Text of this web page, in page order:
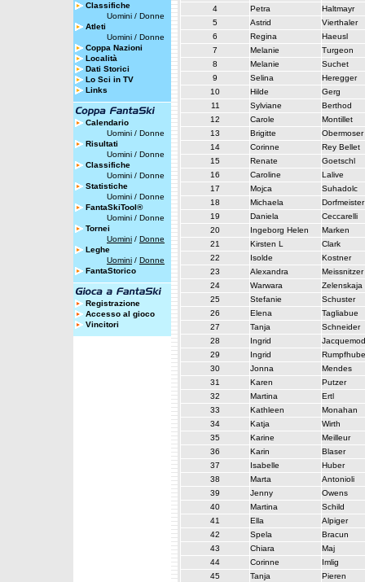
Classifiche
Uomini / Donne
Atleti
Uomini / Donne
Coppa Nazioni
Località
Dati Storici
Lo Sci in TV
Links
Calendario
Uomini / Donne
Risultati
Uomini / Donne
Classifiche
Uomini / Donne
Statistiche
Uomini / Donne
FantaSkiTool®
Uomini / Donne
Tornei
Uomini / Donne
Leghe
Uomini / Donne
FantaStorico
Registrazione
Accesso al gioco
Vincitori
4
Petra
Haltmayr
5
Astrid
Vierthaler
6
Regina
Haeusl
7
Melanie
Turgeon
8
Melanie
Suchet
9
Selina
Heregger
10
Hilde
Gerg
11
Sylviane
Berthod
12
Carole
Montillet
13
Brigitte
Obermoser
14
Corinne
Rey Bellet
15
Renate
Goetschl
16
Caroline
Lalive
17
Mojca
Suhadolc
18
Michaela
Dorfmeister
19
Daniela
Ceccarelli
20
Ingeborg Helen
Marken
21
Kirsten L
Clark
22
Isolde
Kostner
23
Alexandra
Meissnitzer
24
Warwara
Zelenskaja
25
Stefanie
Schuster
26
Elena
Tagliabue
27
Tanja
Schneider
28
Ingrid
Jacquemod
29
Ingrid
30
Jonna
Mendes
31
Karen
Putzer
32
Martina
Ertl
33
Kathleen
Monahan
34
Katja
Wirth
35
Karine
Meilleur
36
Karin
Blaser
37
Isabelle
Huber
38
Marta
Antonioli
39
Jenny
Owens
40
Martina
Schild
41
Ella
Alpiger
42
Spela
Bracun
43
Chiara
Maj
44
Corinne
Imlig
45
Tanja
Pieren